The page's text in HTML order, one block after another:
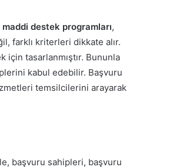
maddi destek programları,
farklı kriterleri dikkate alır.
tasarlanmıştır. Bununla
kabul edebilir. Başvuru
temsilcilerini arayarak
başvuru sahipleri, başvuru